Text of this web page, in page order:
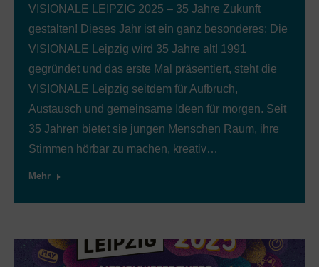
VISIONALE LEIPZIG 2025 – 35 Jahre Zukunft
gestalten! Dieses Jahr ist ein ganz besonderes: Die
VISIONALE Leipzig wird 35 Jahre alt! 1991
gegründet und das erste Mal präsentiert, steht die
VISIONALE Leipzig seitdem für Aufbruch,
Austausch und gemeinsame Ideen für morgen. Seit
35 Jahren bietet sie jungen Menschen Raum, ihre
Stimmen hörbar zu machen, kreativ…
Mehr